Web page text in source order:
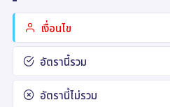
เงื่อนไข
อัตรานี้รวม
อัตรานี้ไม่รวม